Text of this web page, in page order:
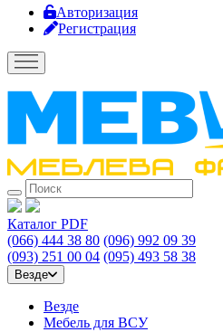
Авторизация
Регистрация
Каталог PDF
(066) 444 38 80 (096) 992 09 39
(093) 251 00 04 (095) 493 58 38
Везде
Везде
Мебель для ВСУ